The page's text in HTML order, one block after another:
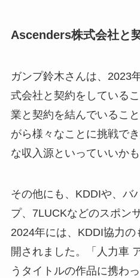
Ascenders株式会社と
ガンプ鈴木さんは、2023
式会社と契約をしている
業と契約を結んでいるこ
がら様々なことに挑戦で
な収入源といっていいかも
その他にも、KDDIや、バ
プ、7LUCKなどのスポン
2024年には、KDDI協力
開されました。「人力車
うタイトルの作品に携わっ